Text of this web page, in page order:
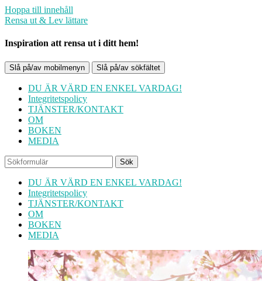
Hoppa till innehåll
Rensa ut & Lev lättare
Inspiration att rensa ut i ditt hem!
Slå på/av mobilmenyn Slå på/av sökfältet
DU ÄR VÄRD EN ENKEL VARDAG!
Integritetspolicy
TJÄNSTER/KONTAKT
OM
BOKEN
MEDIA
Sök
DU ÄR VÄRD EN ENKEL VARDAG!
Integritetspolicy
TJÄNSTER/KONTAKT
OM
BOKEN
MEDIA